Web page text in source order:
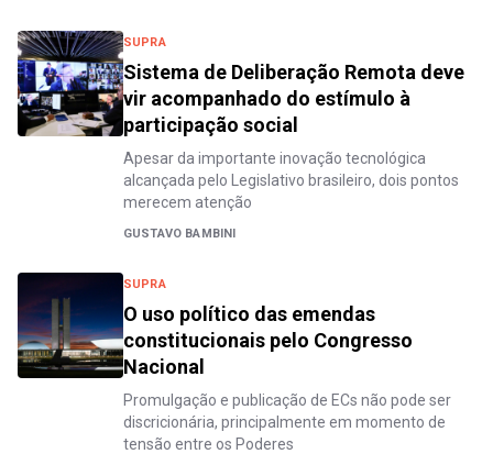
SUPRA
Sistema de Deliberação Remota deve
vir acompanhado do estímulo à
participação social
Apesar da importante inovação tecnológica
alcançada pelo Legislativo brasileiro, dois pontos
merecem atenção
GUSTAVO BAMBINI
SUPRA
O uso político das emendas
constitucionais pelo Congresso
Nacional
Promulgação e publicação de ECs não pode ser
discricionária, principalmente em momento de
tensão entre os Poderes